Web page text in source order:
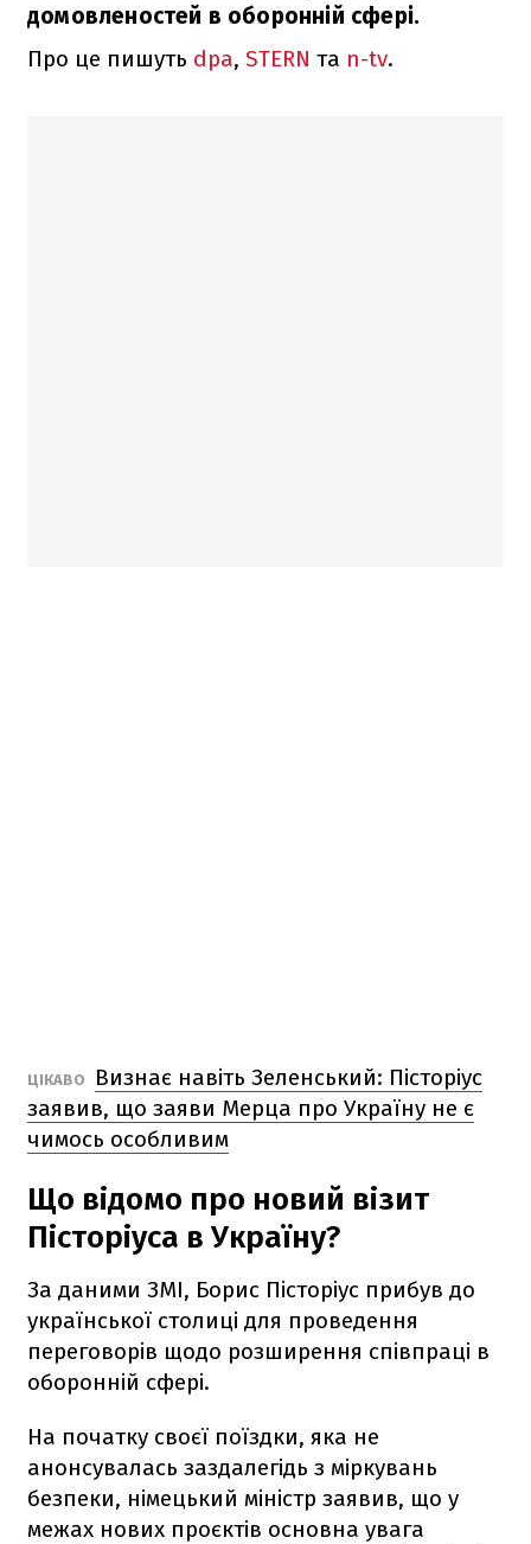
домовленостей в оборонній сфері.
Про це пишуть dpa, STERN та n-tv.
ЦІКАВО
Визнає навіть Зеленський: Пісторіус
заявив, що заяви Мерца про Україну не є
чимось особливим
Що відомо про новий візит
Пісторіуса в Україну?
За даними ЗМІ, Борис Пісторіус прибув до
української столиці для проведення
переговорів щодо розширення співпраці в
оборонній сфері.
На початку своєї поїздки, яка не
анонсувалась заздалегідь з міркувань
безпеки, німецький міністр заявив, що у
межах нових проєктів основна увага